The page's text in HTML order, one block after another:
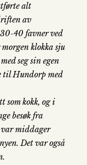
alt
av
40 favner ved
klokka sju
seg sin egen
til Hundorp med
som kokk, og i
besøk fra
middager
Det var også